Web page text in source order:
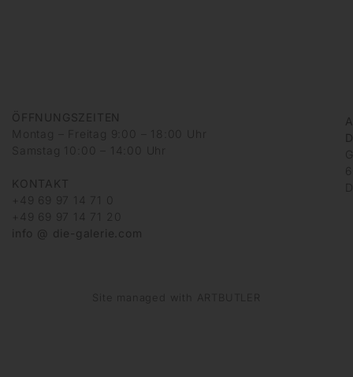
ÖFFNUNGSZEITEN
Montag – Freitag 9:00 – 18:00 Uhr
Samstag 10:00 – 14:00 Uhr
KONTAKT
+49 69 97 14 71 0
+49 69 97 14 71 20
info @ die-galerie.com
Site managed with ARTBUTLER